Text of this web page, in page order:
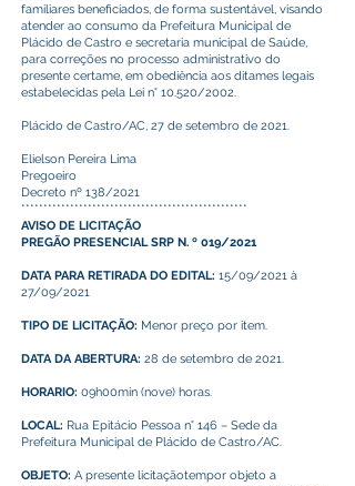
familiares beneficiados, de forma sustentável, visando
atender ao consumo da Prefeitura Municipal de
Plácido de Castro e secretaria municipal de Saúde,
para correções no processo administrativo do
presente certame, em obediência aos ditames legais
estabelecidas pela Lei n° 10.520/2002.
Plácido de Castro/AC, 27 de setembro de 2021.
Elielson Pereira Lima
Pregoeiro
Decreto nº 138/2021
***************************************************
AVISO DE LICITAÇÃO
PREGÃO PRESENCIAL SRP N. º 019/2021
DATA PARA RETIRADA DO EDITAL: 15/09/2021 à
27/09/2021
TIPO DE LICITAÇÃO: Menor preço por item.
DATA DA ABERTURA: 28 de setembro de 2021.
HORARIO: 09h00min (nove) horas.
LOCAL: Rua Epitácio Pessoa n° 146 – Sede da
Prefeitura Municipal de Plácido de Castro/AC.
OBJETO: A presente licitaçãotempor objeto a